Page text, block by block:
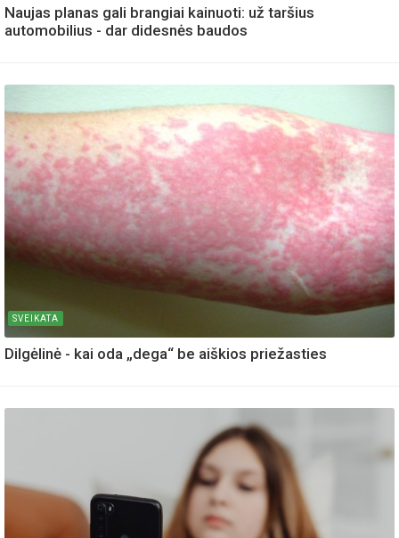
Naujas planas gali brangiai kainuoti: už taršius
automobilius - dar didesnės baudos
SVEIKATA
Dilgėlinė - kai oda „dega“ be aiškios priežasties